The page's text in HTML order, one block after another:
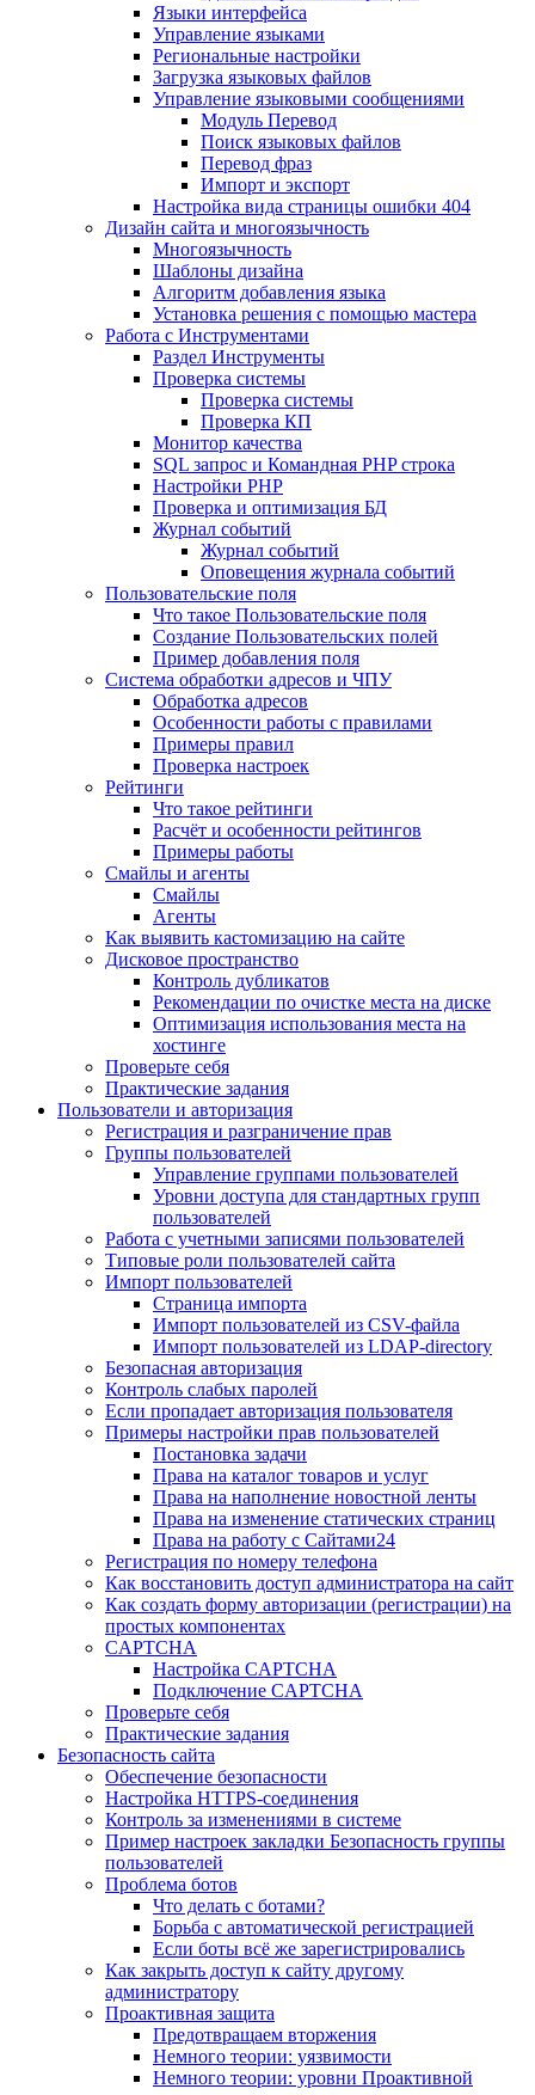
Языки интерфейса
Управление языками
Региональные настройки
Загрузка языковых файлов
Управление языковыми сообщениями
Mодуль Перевод
Поиск языковых файлов
Перевод фраз
Импорт и экспорт
Настройка вида страницы ошибки 404
Дизайн сайта и многоязычность
Многоязычность
Шаблоны дизайна
Алгоритм добавления языка
Установка решения с помощью мастера
Работа с Инструментами
Раздел Инструменты
Проверка системы
Проверка системы
Проверка КП
Монитор качества
SQL запрос и Командная PHP строка
Настройки PHP
Проверка и оптимизация БД
Журнал событий
Журнал событий
Оповещения журнала событий
Пользовательские поля
Что такое Пользовательские поля
Создание Пользовательских полей
Пример добавления поля
Система обработки адресов и ЧПУ
Обработка адресов
Особенности работы с правилами
Примеры правил
Проверка настроек
Рейтинги
Что такое рейтинги
Расчёт и особенности рейтингов
Примеры работы
Смайлы и агенты
Смайлы
Агенты
Как выявить кастомизацию на сайте
Дисковое пространство
Контроль дубликатов
Рекомендации по очистке места на диске
Оптимизация использования места на
хостинге
Проверьте себя
Практические задания
Пользователи и авторизация
Регистрация и разграничение прав
Группы пользователей
Управление группами пользователей
Уровни доступа для стандартных групп
пользователей
Работа с учетными записями пользователей
Типовые роли пользователей сайта
Импорт пользователей
Страница импорта
Импорт пользователей из CSV-файла
Импорт пользователей из LDAP-directory
Безопасная авторизация
Контроль слабых паролей
Если пропадает авторизация пользователя
Примеры настройки прав пользователей
Постановка задачи
Права на каталог товаров и услуг
Права на наполнение новостной ленты
Права на изменение статических страниц
Права на работу с Сайтами24
Регистрация по номеру телефона
Как восстановить доступ администратора на сайт
Как создать форму авторизации (регистрации) на
простых компонентах
CAPTCHA
Настройка CAPTCHA
Подключение CAPTCHA
Проверьте себя
Практические задания
Безопасность сайта
Обеспечение безопасности
Настройка HTTPS-соединения
Контроль за изменениями в системе
Пример настроек закладки Безопасность группы
пользователей
Проблема ботов
Что делать с ботами?
Борьба с автоматической регистрацией
Если боты всё же зарегистрировались
Как закрыть доступ к сайту другому
администратору
Проактивная защита
Предотвращаем вторжения
Немного теории: уязвимости
Немного теории: уровни Проактивной